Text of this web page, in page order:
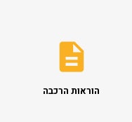
הוראות הרכבה